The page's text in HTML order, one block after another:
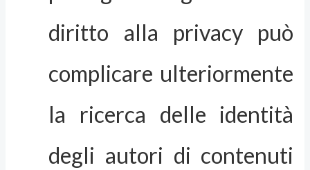
diritto alla privacy può
complicare ulteriormente
la ricerca delle identità
degli autori di contenuti